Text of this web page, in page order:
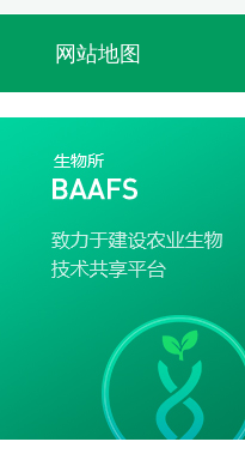
网站地图